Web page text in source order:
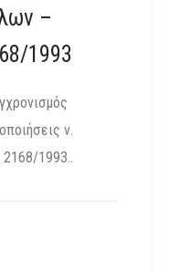
–
1993
ν.
1993..